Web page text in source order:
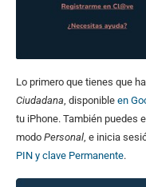
Lo primero que tienes que
Ciudadana , disponible en
tu iPhone. También puedes
modo Personal , e inicia
PIN y clave Permanente.